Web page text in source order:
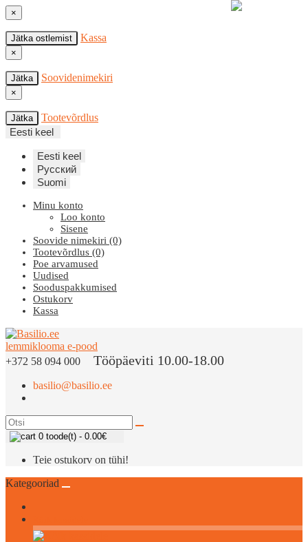
×
Jätka ostlemist Kassa
×
Jätka Soovidenimekiri
×
Jätka
Tootevõrdlus
Eesti keel
Eesti keel
Русский
Suomi
Minu konto
Loo konto
Sisene
Soovide nimekiri (0)
Tootevõrdlus (0)
Poe arvamused
Uudised
Sooduspakkumised
Ostukorv
Kassa
+372 58 094 000 Tööpäeviti 10.00-18.00
basilio@basilio.ee
0 toode(t) - 0.00€
Teie ostukorv on tühi!
Kategooriad